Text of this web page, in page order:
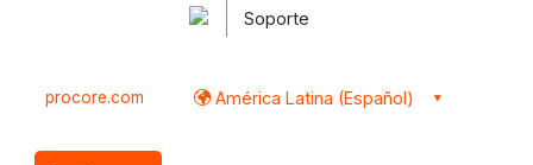
Soporte
procore.com América Latina (Español)